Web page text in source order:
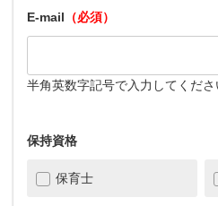
E-mail （必須）
半角英数字記号で入力してくださ
保持資格
保育士